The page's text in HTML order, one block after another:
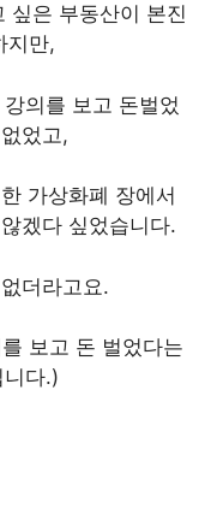
싶은 부동산이 본진
지만,
의를 보고 돈벌었
었고,
가상화폐 장에서
겠다 싶었습니다.
더라고요.
보고 돈 벌었다는
다.)